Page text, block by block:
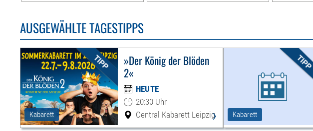
AUSGEWÄHLTE TAGESTIPPS
Kabarett
»Der König der Blöden
2«
HEUTE
20:30 Uhr
Central Kabarett Leipzig› Kabarett